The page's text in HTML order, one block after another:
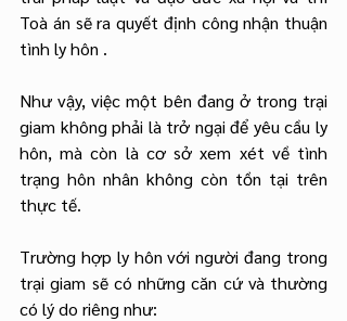
Toà án sẽ ra quyết định công nhận thuận
tình ly hôn .
Như vậy, việc một bên đang ở trong trại
giam không phải là trở ngại để yêu cầu ly
hôn, mà còn là cơ sở xem xét về tình
trạng hôn nhân không còn tồn tại trên
thực tế.
Trường hợp ly hôn với người đang trong
trại giam sẽ có những căn cứ và thường
có lý do riêng như: